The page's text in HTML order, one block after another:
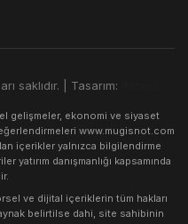
saklıdır. | Tasarım:
gelişmeler, ekonomi ve siyaset
www.mugisnot.com
içerikler yalnızca bilgilendirme
yatırım danışmanlığı kapsamında
ve dijital içeriklerin tüm hakları
belirtilse dahi, site sahibinin